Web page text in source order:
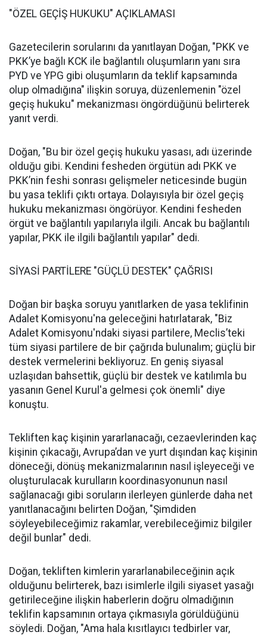
"ÖZEL GEÇİŞ HUKUKU" AÇIKLAMASI
Gazetecilerin sorularını da yanıtlayan Doğan, "PKK ve
PKK’ye bağlı KCK ile bağlantılı oluşumların yanı sıra
PYD ve YPG gibi oluşumların da teklif kapsamında
olup olmadığına" ilişkin soruya, düzenlemenin "özel
geçiş hukuku" mekanizması öngördüğünü belirterek
yanıt verdi.
Doğan, "Bu bir özel geçiş hukuku yasası, adı üzerinde
olduğu gibi. Kendini fesheden örgütün adı PKK ve
PKK’nin feshi sonrası gelişmeler neticesinde bugün
bu yasa teklifi çıktı ortaya. Dolayısıyla bir özel geçiş
hukuku mekanizması öngörüyor. Kendini fesheden
örgüt ve bağlantılı yapılarıyla ilgili. Ancak bu bağlantılı
yapılar, PKK ile ilgili bağlantılı yapılar" dedi.
SİYASİ PARTİLERE "GÜÇLÜ DESTEK" ÇAĞRISI
Doğan bir başka soruyu yanıtlarken de yasa teklifinin
Adalet Komisyonu'na geleceğini hatırlatarak, "Biz
Adalet Komisyonu'ndaki siyasi partilere, Meclis’teki
tüm siyasi partilere de bir çağrıda bulunalım; güçlü bir
destek vermelerini bekliyoruz. En geniş siyasal
uzlaşıdan bahsettik, güçlü bir destek ve katılımla bu
yasanın Genel Kurul'a gelmesi çok önemli" diye
konuştu.
Tekliften kaç kişinin yararlanacağı, cezaevlerinden kaç
kişinin çıkacağı, Avrupa’dan ve yurt dışından kaç kişinin
döneceği, dönüş mekanizmalarının nasıl işleyeceği ve
oluşturulacak kurulların koordinasyonunun nasıl
sağlanacağı gibi soruların ilerleyen günlerde daha net
yanıtlanacağını belirten Doğan, "Şimdiden
söyleyebileceğimiz rakamlar, verebileceğimiz bilgiler
değil bunlar" dedi.
Doğan, tekliften kimlerin yararlanabileceğinin açık
olduğunu belirterek, bazı isimlerle ilgili siyaset yasağı
getirileceğine ilişkin haberlerin doğru olmadığının
teklifin kapsamının ortaya çıkmasıyla görüldüğünü
söyledi. Doğan, "Ama hala kısıtlayıcı tedbirler var,